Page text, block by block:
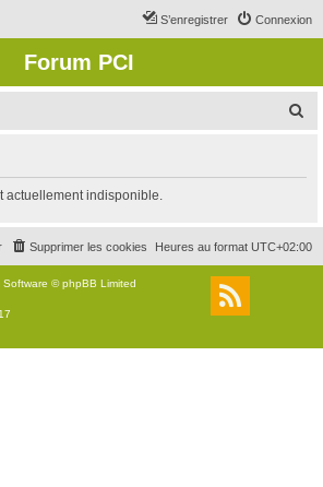
Connexion
S’enregistrer
Forum PCI
r
c
r
actuellement indisponible.
Heures au format UTC+02:00
Supprimer les cookies
Software © phpBB Limited